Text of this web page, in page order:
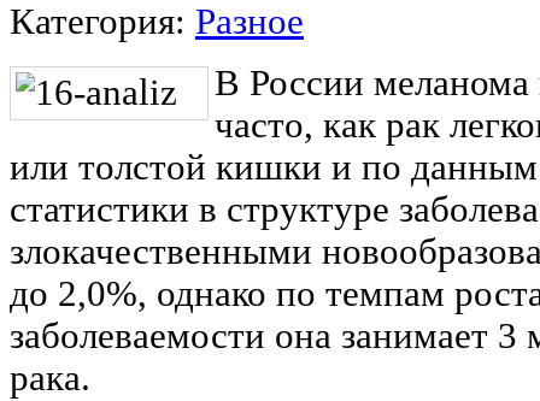
Категория: Разное
В России меланома
часто, как рак
или толстой кишки и по
статистики в структуре
злокачественными
до 2,0%, однако по темпам
заболеваемости она занимает
рака.